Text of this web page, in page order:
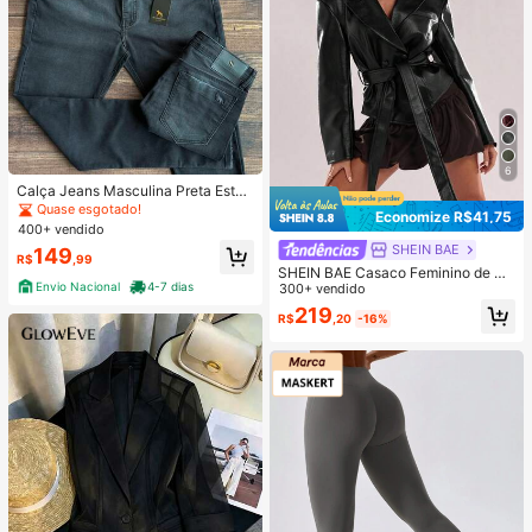
Calça Jeans Masculina Preta Eston
ado Acostamento
Quase esgotado!
400+ vendido
R$149,99
Envio Nacional
4-7 dias
6
Economize R$41,75
SHEIN BAE
SHEIN BAE Casaco Feminino de M
oda Casual Cor Sólida com Dupla F
ileira de Botões
300+ vendido
R$219,20 -16%